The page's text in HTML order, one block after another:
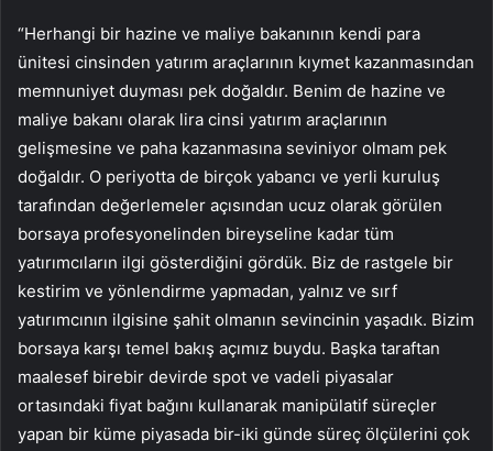
“Herhangi bir hazine ve maliye bakanının kendi para
ünitesi cinsinden yatırım araçlarının kıymet kazanmasından
memnuniyet duyması pek doğaldır. Benim de hazine ve
maliye bakanı olarak lira cinsi yatırım araçlarının
gelişmesine ve paha kazanmasına seviniyor olmam pek
doğaldır. O periyotta de birçok yabancı ve yerli kuruluş
tarafından değerlemeler açısından ucuz olarak görülen
borsaya profesyonelinden bireyseline kadar tüm
yatırımcıların ilgi gösterdiğini gördük. Biz de rastgele bir
kestirim ve yönlendirme yapmadan, yalnız ve sırf
yatırımcının ilgisine şahit olmanın sevincinin yaşadık. Bizim
borsaya karşı temel bakış açımız buydu. Başka taraftan
maalesef birebir devirde spot ve vadeli piyasalar
ortasındaki fiyat bağını kullanarak manipülatif süreçler
yapan bir küme piyasada bir-iki günde süreç ölçülerini çok